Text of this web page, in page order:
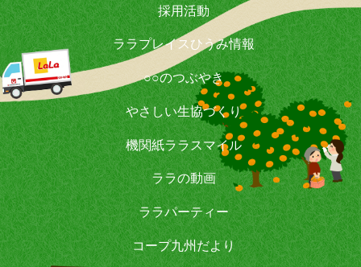
採用活動
ララプレイスひうみ情報
○○のつぶやき
やさしい生協づくり
機関紙ララスマイル
ララの動画
ララパーティー
コープ九州だより